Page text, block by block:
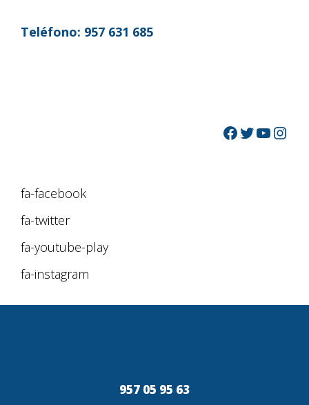
Teléfono: 957 631 685
fa-facebook
fa-twitter
fa-youtube-play
fa-instagram
957 05 95 63